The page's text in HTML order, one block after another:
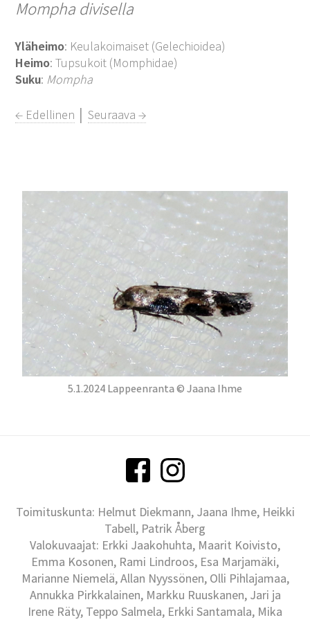
Mompha divisella
Yläheimo: Keulakoimaiset (Gelechioidea)
Heimo: Tupsukoit (Momphidae)
Suku: Mompha
← Edellinen │Seuraava →
5.1.2024 Lappeenranta © Jaana Ihme
Toimituskunta: Helmut Diekmann, Jaana Ihme, Heikki
Tabell, Patrik Åberg
Valokuvaajat: Erkki Jaakohuhta, Maarit Koivisto,
Emma Kosonen, Rami Lindroos, Esa Marjamäki,
Marianne Niemelä, Allan Nyyssönen, Olli Pihlajamaa,
Annukka Pirkkalainen, Markku Ruuskanen, Jari ja
Irene Räty, Teppo Salmela, Erkki Santamala, Mika